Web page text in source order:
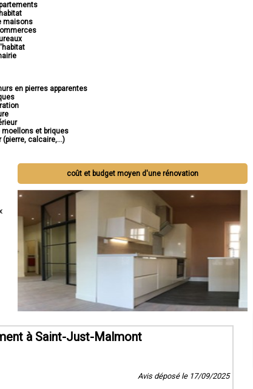
maisons
en pierres apparentes
et briques
(pierre, calcaire,...)
coût et budget moyen d'une rénovation
à Saint-Just-Malmont
Avis déposé le 17/09/2025